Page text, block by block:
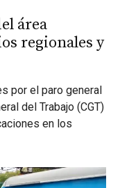
área
regionales y
por el paro general
del Trabajo (CGT)
en los